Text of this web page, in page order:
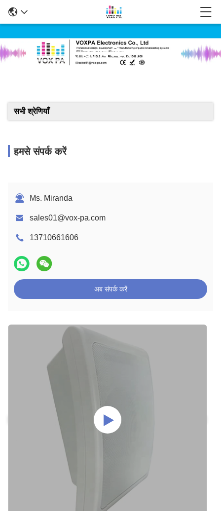
उत्पाद विवरण
सभी श्रेणियाँ
हमसे संपर्क करें
Ms. Miranda
sales01@vox-pa.com
13710661606
अब संपर्क करें